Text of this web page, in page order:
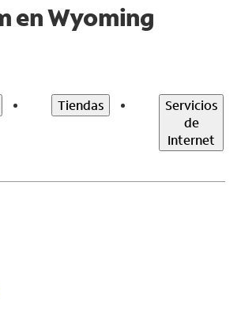
enWyoming
Tiendas
Servicios
de
Internet